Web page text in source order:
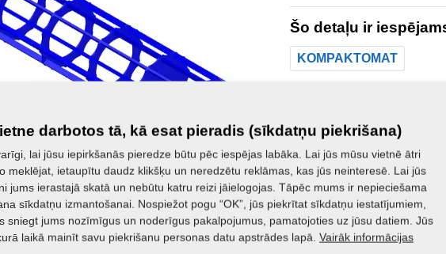
Šo detaļu ir
KOMPAKTOMAT
darbotos tā, kā esat pieradis (sīkdatņu piekrišana)
lai jūsu iepirkšanās pieredze būtu pēc iespējas labāka. Lai jūs mūsu vietnē ātri
meklējat, ietaupītu daudz klikšķu un neredzētu reklāmas, kas jūs neinteresē. Lai jūs
jums ierastajā skatā un nebūtu katru reizi jāielogojas. Tāpēc mums ir nepieciešama
sīkdatņu izmantošanai. Nospiežot pogu “OK”, jūs piekrītat sīkdatņu iestatījumiem,
sniegt jums nozīmīgus un noderīgus pakalpojumus, pamatojoties uz jūsu datiem. Jūs
laikā mainīt savu piekrišanu personas datu apstrādes lapā. Vairāk informācijas